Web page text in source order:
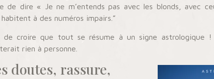
de dire « Je ne m’entends pas avec les blonds, avec
à des numéros impairs.”
de croire que tout se résume à un signe astrologique
rien à personne.
doutes, rassure,